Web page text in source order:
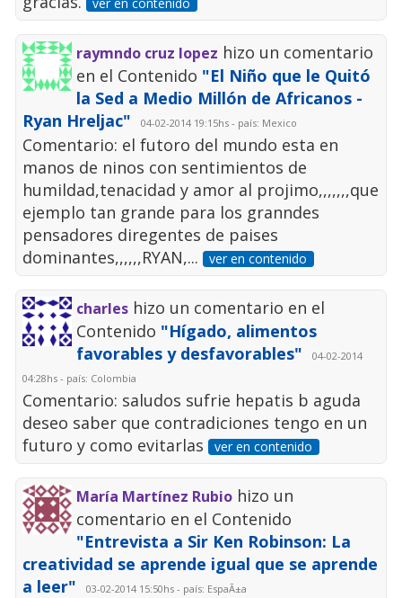
raymndo cruz lopez hizo un comentario
en el Contenido "El Niño que le Quitó
la Sed a Medio Millón de Africanos -
Ryan Hreljac"
04-02-2014 19:15hs - país: Mexico
Comentario: el futoro del mundo esta en
manos de ninos con sentimientos de
humildad,tenacidad y amor al projimo,,,,,,,que
ejemplo tan grande para los granndes
pensadores diregentes de paises
dominantes,,,,,,RYAN,...
ver en contenido
charles hizo un comentario en el
Contenido "Hígado, alimentos
favorables y desfavorables"
04-02-2014
04:28hs - país: Colombia
Comentario: saludos sufrie hepatis b aguda
deseo saber que contradiciones tengo en un
futuro y como evitarlas
ver en contenido
María Martínez Rubio hizo un
comentario en el Contenido
"Entrevista a Sir Ken Robinson: La
creatividad se aprende igual que se aprende
a leer"
03-02-2014 15:50hs - país: EspaÃ±a